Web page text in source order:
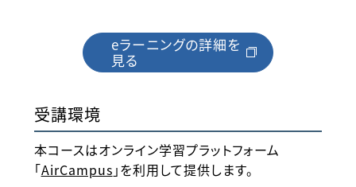
eラーニングの詳細を
見る
受講環境
本コースはオンライン学習プラットフォーム
「AirCampus 」を利用して提供します。